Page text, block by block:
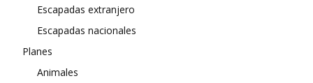
Escapadas extranjero
Escapadas nacionales
Planes
Animales